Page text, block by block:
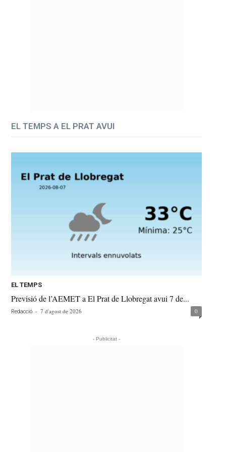
EL TEMPS A EL PRAT AVUI
EL TEMPS
Previsió de l’AEMET a El Prat de Llobregat avui 7 de...
Redacció - 7 d'agost de 2026 0
- Publicitat -